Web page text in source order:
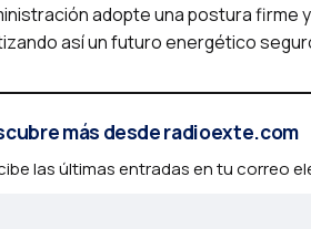
adopte una postura firme
así un futuro energético
más desde radioexte.com
las últimas entradas en tu correo